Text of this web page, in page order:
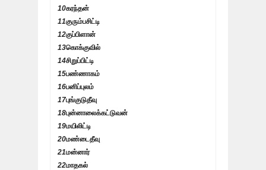
10கரந்தன்
11குரும்பசிட்டி
12குப்பிளான்
13கொக்குவில்
14சிறுப்பிட்டி
15பண்ணாகம்
16பனிப்புலம்
17புங்குடுதீவு
18புன்னாலைக்கட்டுவன்
19மயிலிட்டி
20மண்டைதீவு
21மன்னார்
22மாதகல்